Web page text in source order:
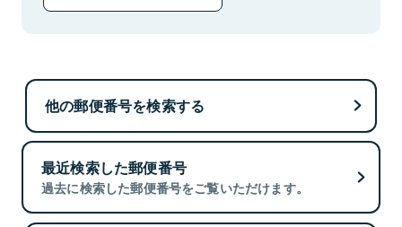
他の郵便番号を検索する
最近検索した郵便番号
過去に検索した郵便番号をご覧いただけます。